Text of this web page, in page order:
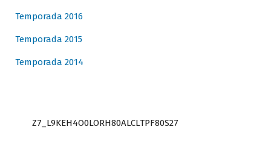
Temporada 2016
Temporada 2015
Temporada 2014
Z7_L9KEH4O0LORH80ALCLTPF80S27